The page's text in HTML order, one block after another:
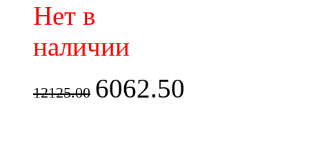
Нет в
наличии
12125.00 6062.50